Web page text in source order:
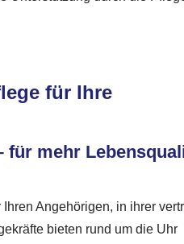
für Ihre
für mehr
Angehörigen, in ihrer
bieten rund um die Uhr